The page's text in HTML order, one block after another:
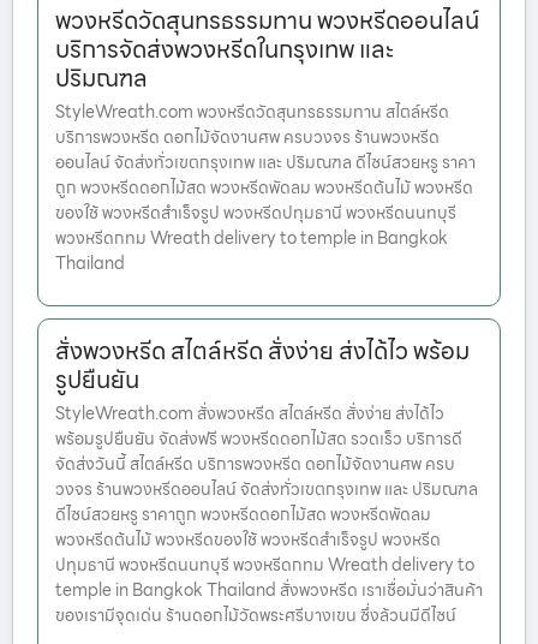
พวงหรีดวัดสุนทรธรรมทาน พวงหรีดออนไลน์
บริการจัดส่งพวงหรีดในกรุงเทพ และ
ปริมณฑล
StyleWreath.com พวงหรีดวัดสุนทรธรรมทาน สไตล์หรีด
บริการพวงหรีด ดอกไม้จัดงานศพ ครบวงจร ร้านพวงหรีด
ออนไลน์ จัดส่งทั่วเขตกรุงเทพ และ ปริมณฑล ดีไซน์สวยหรู ราคา
ถูก พวงหรีดดอกไม้สด พวงหรีดพัดลม พวงหรีดต้นไม้ พวงหรีด
ของใช้ พวงหรีดสำเร็จรูป พวงหรีดปทุมธานี พวงหรีดนนทบุรี
พวงหรีดกทม Wreath delivery to temple in Bangkok
Thailand
สั่งพวงหรีด สไตล์หรีด สั่งง่าย ส่งได้ไว พร้อม
รูปยืนยัน
StyleWreath.com สั่งพวงหรีด สไตล์หรีด สั่งง่าย ส่งได้ไว
พร้อมรูปยืนยัน จัดส่งฟรี พวงหรีดดอกไม้สด รวดเร็ว บริการดี
จัดส่งวันนี้ สไตล์หรีด บริการพวงหรีด ดอกไม้จัดงานศพ ครบ
วงจร ร้านพวงหรีดออนไลน์ จัดส่งทั่วเขตกรุงเทพ และ ปริมณฑล
ดีไซน์สวยหรู ราคาถูก พวงหรีดดอกไม้สด พวงหรีดพัดลม
พวงหรีดต้นไม้ พวงหรีดของใช้ พวงหรีดสำเร็จรูป พวงหรีด
ปทุมธานี พวงหรีดนนทบุรี พวงหรีดกทม Wreath delivery to
temple in Bangkok Thailand สั่งพวงหรีด เราเชื่อมั่นว่าสินค้า
ของเรามีจุดเด่น ร้านดอกไม้วัดพระศรีบางเขน ซึ่งล้วนมีดีไซน์